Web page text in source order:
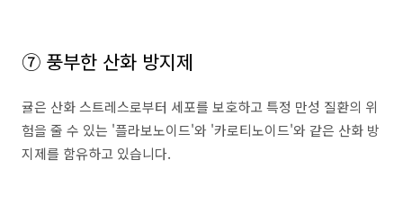
⑦ 풍부한 산화 방지제
귤은 산화 스트레스로부터 세포를 보호하고 특정 만성 질환의 위
험을 줄 수 있는 '플라보노이드'와 '카로티노이드'와 같은 산화 방
지제를 함유하고 있습니다.